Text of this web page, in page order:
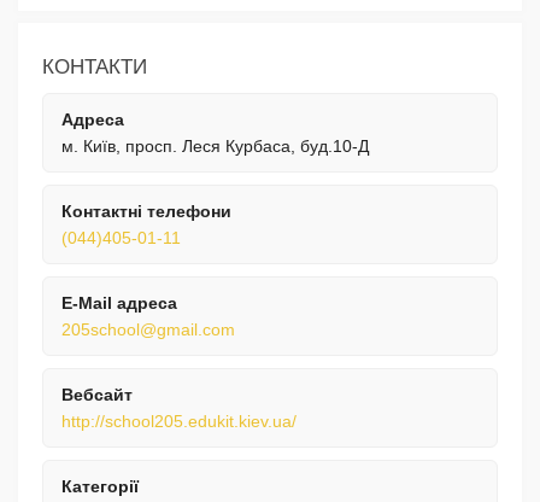
КОНТАКТИ
Адреса
м. Київ, просп. Леся Курбаса, буд.10-Д
Контактні телефони
(044)405-01-11
E-Mail адреса
205school@gmail.com
Вебсайт
http://school205.edukit.kiev.ua/
Категорії